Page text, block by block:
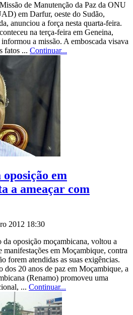
de Manutenção da Paz da ONU
em Darfur, oeste do Sudão,
anunciou a força nesta quarta-feira.
na terça-feira em Geneina,
a missão. A emboscada visava
fatos ... Continuar...
em
a ameaçar com
2012 18:30
oposição moçambicana, voltou a
manifestações em Moçambique, contra
forem atendidas as suas exigências.
dos 20 anos de paz em Moçambique, a
(Renamo) promoveu uma
... Continuar...